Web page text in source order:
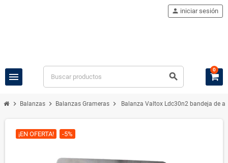
menu search
person iniciar sesión
0
chevron_right Balanzas chevron_right Balanzas Grameras chevron_right Balanza Valtox Ldc30n2 bandeja de
¡EN OFERTA! -5%